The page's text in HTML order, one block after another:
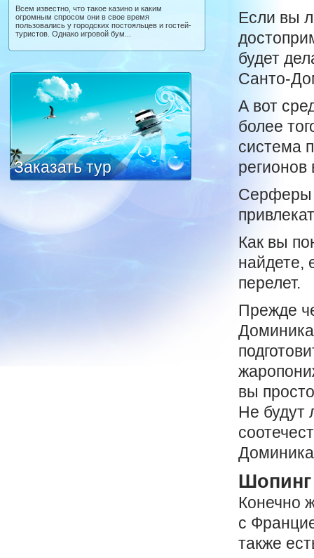
Всем известно, что такое казино и каким
огромным спросом они в свое время
пользовались у городских постояльцев и гостей-
туристов. Однако игровой бум...
Заказать тур
Если вы
будет
Санто-
А вот
более
система
регионов
Серферы
Как вы
найдете,
перелет.
Прежде
вы
Не будут
Шопинг
Конечно
с
также